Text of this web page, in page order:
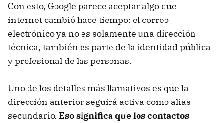
Con esto, Google parece aceptar algo que
internet cambió hace tiempo: el correo
electrónico ya no es solamente una dirección
técnica, también es parte de la identidad pública
y profesional de las personas.
Uno de los detalles más llamativos es que la
dirección anterior seguirá activa como alias
secundario. Eso significa que los contactos